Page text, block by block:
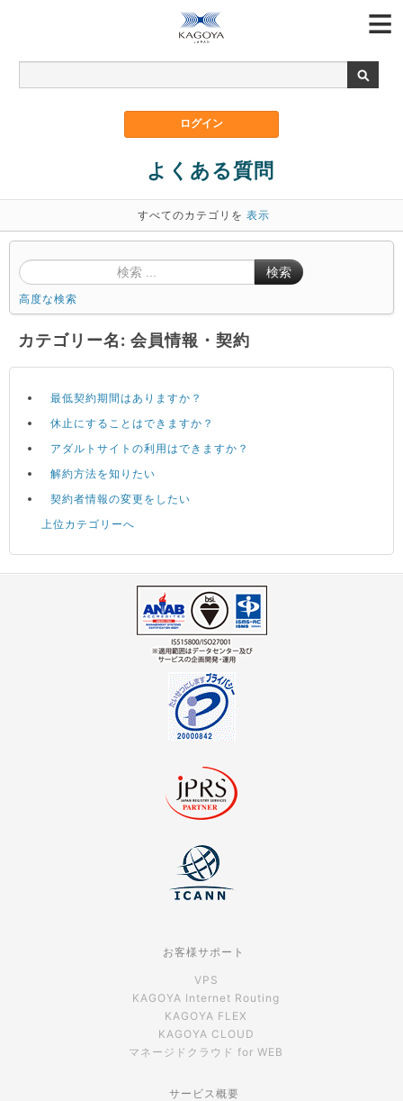
よくある質問
すべてのカテゴリを 表示
検索
高度な検索
カテゴリー名: 会員情報・契約
最低契約期間はありますか？
休止にすることはできますか？
アダルトサイトの利用はできますか？
解約方法を知りたい
契約者情報の変更をしたい
上位カテゴリーへ
お客様サポート
VPS
KAGOYA Internet Routing
KAGOYA FLEX
KAGOYA CLOUD
マネージドクラウド for WEB
サービス概要